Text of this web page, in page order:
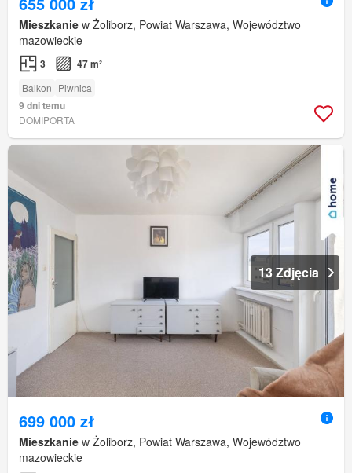
Mieszkanie w Żoliborz, Powiat Warszawa, Województwo
mazowieckie
3 47 m²
Balkon Piwnica
9 dni temu
DOMIPORTA
13 Zdjęcia
699 000 zł
Mieszkanie w Żoliborz, Powiat Warszawa, Województwo
mazowieckie